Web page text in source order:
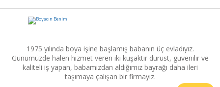
1975 yılında boya işine başlamış babanın üç evladıyız.
Günümüzde halen hizmet veren iki kuşaktır dürüst, güvenilir ve
kaliteli iş yapan, babamızdan aldığımız bayrağı daha ileri
taşımaya çalışan bir firmayız.